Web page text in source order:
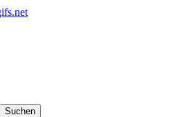
Suchen